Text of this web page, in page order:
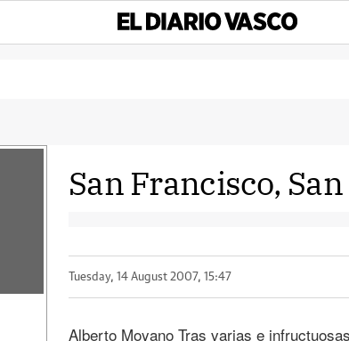
San Francisco,
Tuesday, 14 August 2007, 15:47
Alberto Moyano Tras varias e